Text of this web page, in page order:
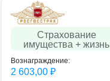
Страхование
имущества + жизнь
Вознаграждение:
2 603,00 ₽